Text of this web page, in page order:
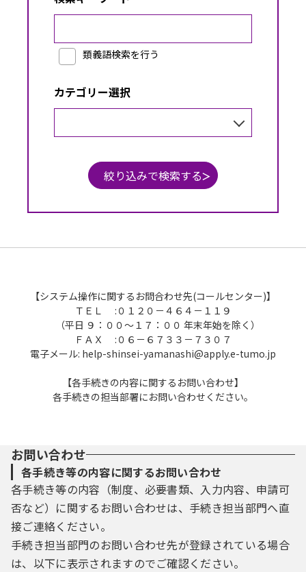
類義語類義語検索を行う
カテゴリー選択
【システム操作に関するお問合わせ先(コールセンター)】
ＴＥＬ :０１２０－４６４－１１９
（平日 ９：００～１７：００ 年末年始を除く）
ＦＡＸ :０６－６７３３－７３０７
電子メール: help-shinsei-yamanashi@apply.e-tumo.jp
【各手続きの内容に関するお問い合わせ】
各手続きの担当部署にお問い合わせください。
お問い合わせ
各手続き等の内容に関するお問い合わせ
各手続き等の内容（制度、必要書類、入力内容、申請可
否など）に関するお問い合わせは、手続き担当部門へ直
接ご連絡ください。
手続き担当部門のお問い合わせ先が登録されている場合
は、以下に表示されますのでご確認ください。